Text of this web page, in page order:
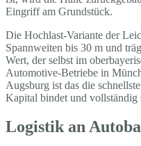
Eingriff am Grundstück.
Die Hochlast-Variante der
Spannweiten bis 30 m und
Wert, der selbst im
Automotive-Betriebe in
Augsburg ist das die
Kapital bindet und vollständig
Logistik an